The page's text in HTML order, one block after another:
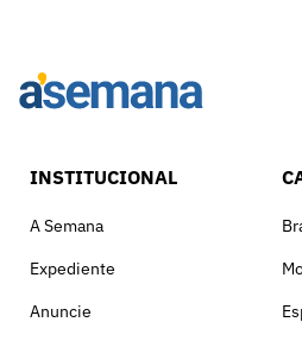
INSTITUCIONAL
A Semana
Expediente
Anuncie